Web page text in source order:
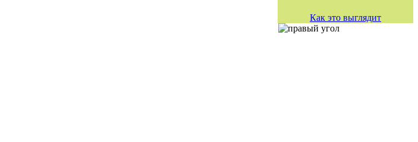
Как это выглядит